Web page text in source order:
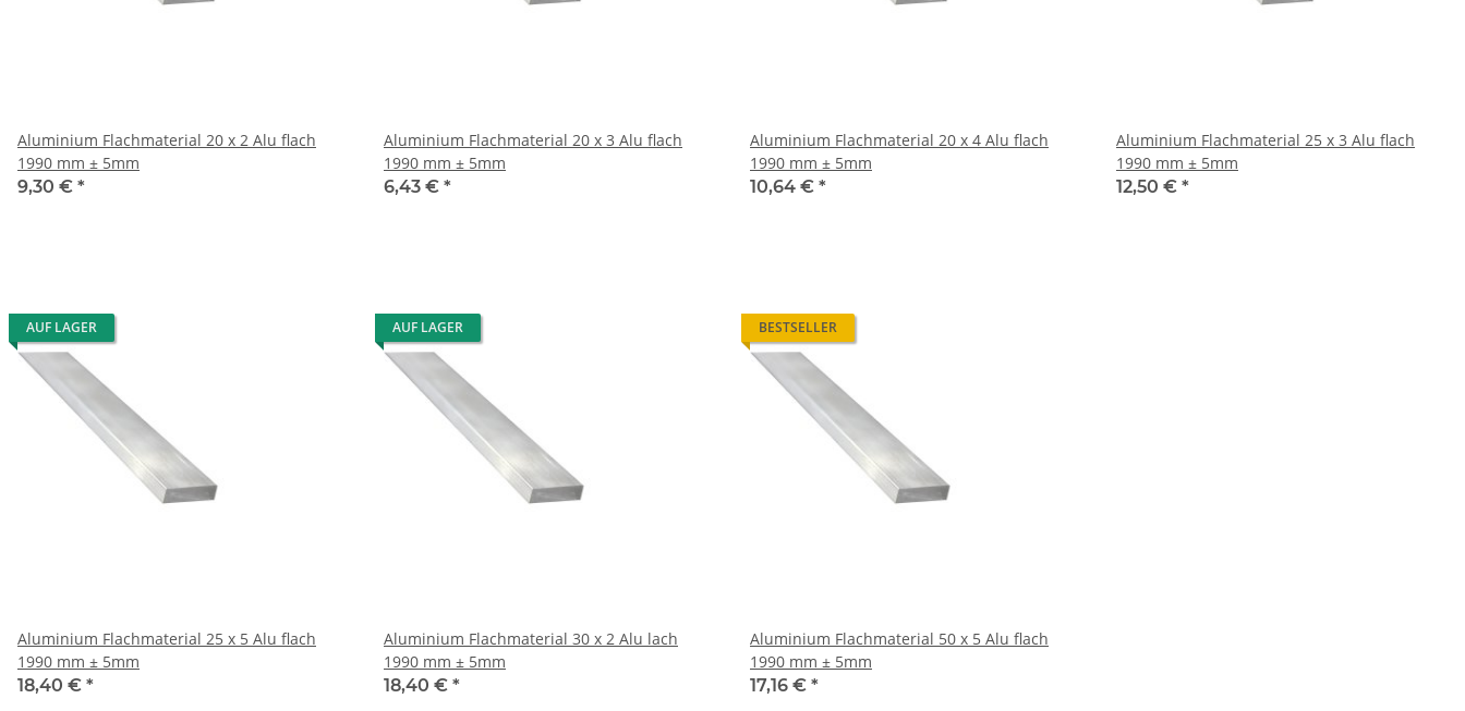
Aluminium Flachmaterial 20 x 2 Alu flach
1990 mm ± 5mm
9,30 € *
Aluminium Flachmaterial 20 x 3 Alu flach
1990 mm ± 5mm
6,43 € *
Aluminium Flachmaterial 20 x 4 Alu flach
1990 mm ± 5mm
10,64 € *
Aluminium Flachmaterial 25 x 3 Alu flach
1990 mm ± 5mm
12,50 € *
AUF LAGER
Aluminium Flachmaterial 25 x 5 Alu flach
1990 mm ± 5mm
18,40 € *
AUF LAGER
Aluminium Flachmaterial 30 x 2 Alu lach
1990 mm ± 5mm
18,40 € *
BESTSELLER
Aluminium Flachmaterial 50 x 5 Alu flach
1990 mm ± 5mm
17,16 € *